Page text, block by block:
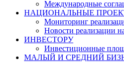
Международные
НАЦИОНАЛЬНЫЕ
Мониторинг
Новости реализации
ИНВЕСТОРУ
Инвестиционные
МАЛЫЙ И СРЕДНИЙ